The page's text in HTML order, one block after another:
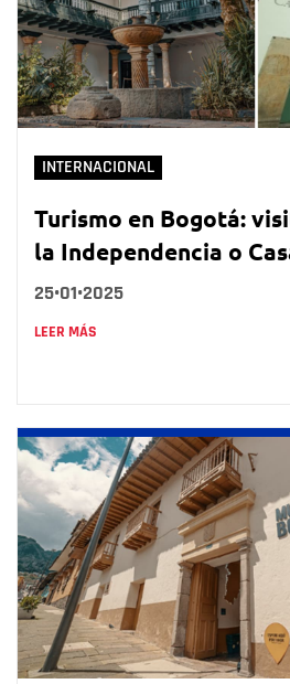
INTERNACIONAL
Turismo en Bogotá:
la Independencia o
25•01•2025
LEER MÁS